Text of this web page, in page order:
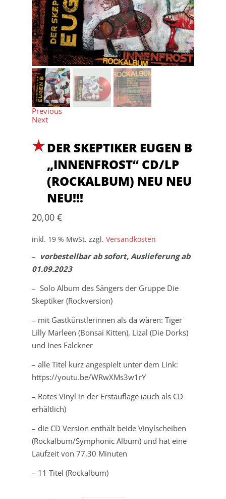
Previous
Next
DER SKEPTIKER EUGEN B
„INNENFROST“ CD/LP
(ROCKALBUM) NEU NEU
NEU!!!
20,00 €
inkl. 19 % MwSt. zzgl. Versandkosten
– vorbestellbar ab sofort, Auslieferung ab
01.09.2023
– Solo Album des Sängers der Gruppe Die
Skeptiker (Rockversion)
– mit Gastkünstlerinnen als da wären: Tiger
Lilly Marleen (Bonsai Kitten), Lizal (Die Dorks)
und Ines Falckner
– alle Titel kurz angespielt unter dem Link:
https://youtu.be/WRwXMs3w1rY
– Rotes Vinyl in der Erstauflage (auch als CD
erhältlich)
– die CD Version enthält beide Vinylscheiben
(Rockalbum/Symphonic Album) und hat eine
Laufzeit von 77,30 Minuten
– 11 Titel (Rockalbum)